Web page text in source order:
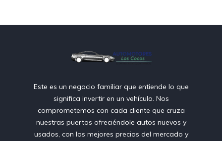
Este es un negocio familiar que entiende lo que
significa invertir en un vehículo. Nos
comprometemos con cada cliente que cruza
nuestras puertas ofreciéndole autos nuevos y
usados, con los mejores precios del mercado y